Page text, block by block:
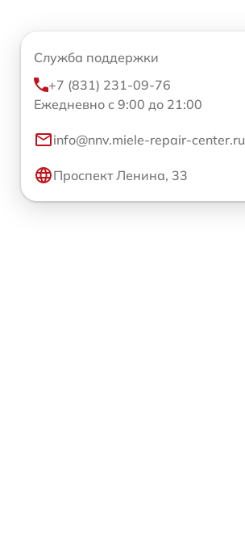
Служба поддержки
+7 (831) 231-09-76
Ежедневно с 9:00 до 21:00
info@nnv.miele-repair-center.ru
Проспект Ленина, 33